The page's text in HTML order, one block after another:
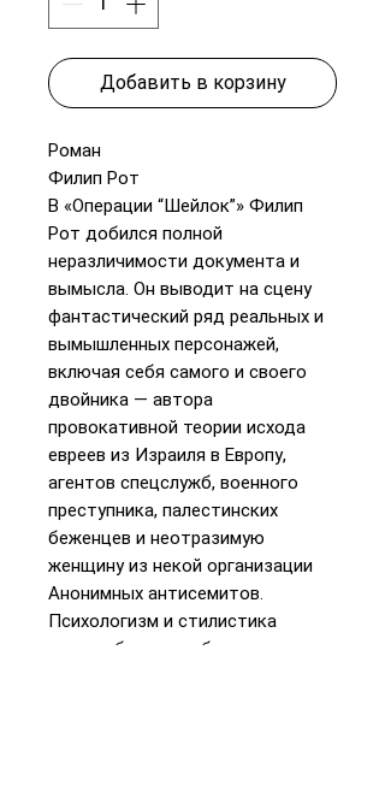
Добавить в корзину
Роман
Филип Рот
В «Операции “Шейлок”» Филип
Рот добился полной
неразличимости документа и
вымысла. Он выводит на сцену
фантастический ряд реальных и
вымышленных персонажей,
включая себя самого и своего
двойника — автора
провокативной теории исхода
евреев из Израиля в Европу,
агентов спецслужб, военного
преступника, палестинских
беженцев и неотразимую
женщину из некой организации
Анонимных антисемитов.
Психологизм и стилистика
романа будут особенно